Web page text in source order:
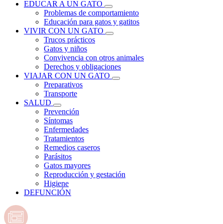
EDUCAR A UN GATO
Problemas de comportamiento
Educación para gatos y gatitos
VIVIR CON UN GATO
Trucos prácticos
Gatos y niños
Convivencia con otros animales
Derechos y obligaciones
VIAJAR CON UN GATO
Preparativos
Transporte
SALUD
Prevención
Síntomas
Enfermedades
Tratamientos
Remedios caseros
Parásitos
Gatos mayores
Reproducción y gestación
Higiene
DEFUNCIÓN